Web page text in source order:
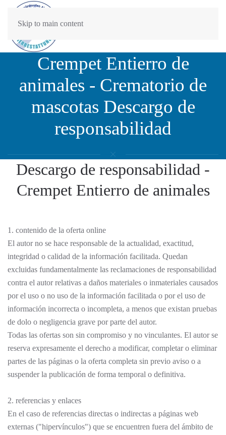
Skip to main content
Crempet Entierro de
animales - Crematorio de
mascotas Descargo de
responsabilidad
Descargo de responsabilidad -
Crempet Entierro de animales
1. contenido de la oferta online
El autor no se hace responsable de la actualidad, exactitud,
integridad o calidad de la información facilitada. Quedan
excluidas fundamentalmente las reclamaciones de responsabilidad
contra el autor relativas a daños materiales o inmateriales causados
por el uso o no uso de la información facilitada o por el uso de
información incorrecta o incompleta, a menos que existan pruebas
de dolo o negligencia grave por parte del autor.
Todas las ofertas son sin compromiso y no vinculantes. El autor se
reserva expresamente el derecho a modificar, completar o eliminar
partes de las páginas o la oferta completa sin previo aviso o a
suspender la publicación de forma temporal o definitiva.
2. referencias y enlaces
En el caso de referencias directas o indirectas a páginas web
externas ("hipervínculos") que se encuentren fuera del ámbito de